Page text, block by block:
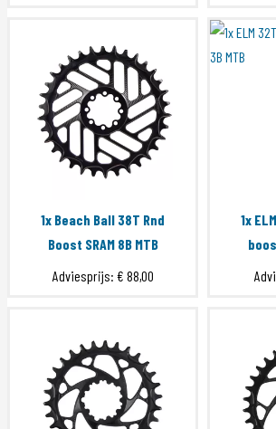
1x Beach Ball 38T Rnd
Boost SRAM 8B MTB
Adviesprijs: € 88,00
1x